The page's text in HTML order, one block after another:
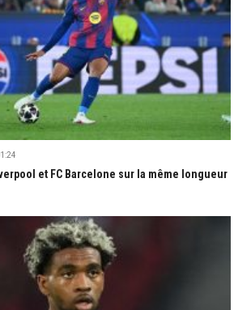
et FC Barcelone sur la même longueur